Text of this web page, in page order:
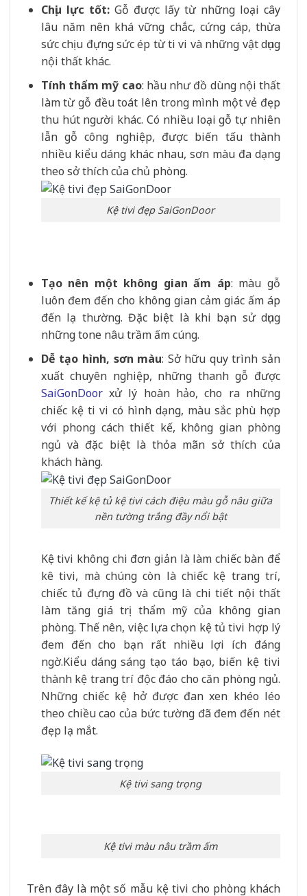
Chịu lực tốt:Gỗ được lấy từ những loại cây
lâu năm nên khá vững chắc, cứng cáp, thừa
sức chịu đựng sức ép từ ti vi và những vật dụng
nội thất khác.
Tính thẩm mỹ cao: hầu như đồ dùng nội thất
làm từ gỗ đều toát lên trong mình một vẻ đẹp
thu hút người khác. Có nhiều loại gỗ tự nhiên
lẫn gỗ công nghiệp, được biến tấu thành
nhiều kiểu dáng khác nhau, sơn màu đa dạng
theo sở thích của chủ phòng.
Kệ tivi đẹp SaiGonDoor
Tạo nên một không gian ấm áp: màu gỗ
luôn đem đến cho không gian cảm giác ấm áp
đến lạ thường. Đặc biệt là khi bạn sử dụng
những tone nâu trầm ấm cúng.
Dễ tạo hình, sơn màu: Sở hữu quy trình sản
xuất chuyên nghiệp, những thanh gỗ được
SaiGonDoor xử lý hoàn hảo, cho ra những
chiếc kệ ti vi có hình dạng, màu sắc phù hợp
với phong cách thiết kế, không gian phòng
ngủ và đặc biệt là thỏa mãn sở thích của
khách hàng.
Thiết kế kệ tủ kệ tivi cách điệu màu gỗ nâu giữa
nền tường trắng đầy nổi bật
Kệ tivi không chi đơn giản là làm chiếc bàn để
kê tivi, mà chúng còn là chiếc kệ trang trí,
chiếc tủ đựng đồ và cũng là chi tiết nội thất
làm tăng giá trị thẩm mỹ của không gian
phòng. Thế nên, việc lựa chọn kệ tủ tivi hợp lý
đem đến cho bạn rất nhiều lợi ích đáng
ngờ.Kiểu dáng sáng tạo táo bạo, biến kệ tivi
thành kệ trang trí độc đáo cho căn phòng ngủ.
Những chiếc kệ hở được đan xen khéo léo
theo chiều cao của bức tường đã đem đến nét
đẹp lạ mắt.
Kệ tivi sang trọng
Kệ tivi màu nâu trầm ấm
Trên đây là một số mẫu kệ tivi cho phòng khách